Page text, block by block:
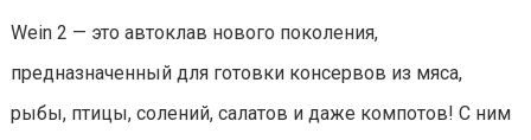
Wein 2 — это автоклав нового поколения,
предназначенный для готовки консервов из мяса,
рыбы, птицы, солений, салатов и даже компотов! С ним